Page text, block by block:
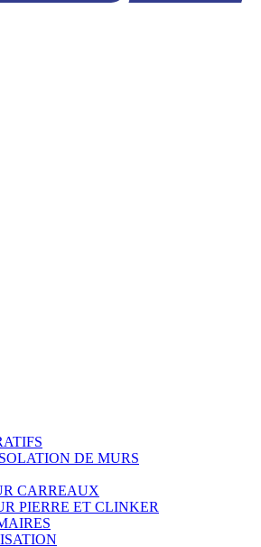
DE MURS
CARREAUX
PIERRE ET CLINKER